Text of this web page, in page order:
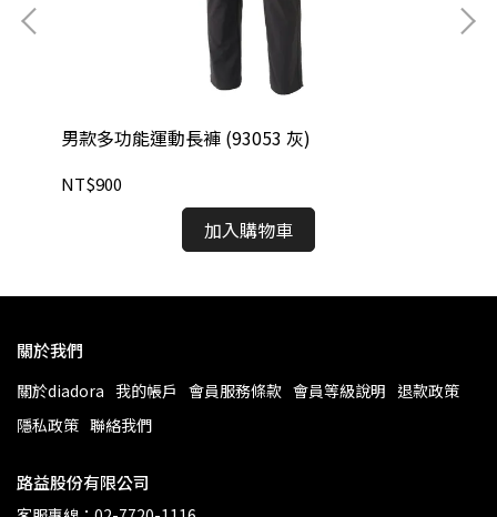
男款多功能運動長褲 (93053 灰)
NT$900
加入購物車
關於我們
關於diadora 我的帳戶 會員服務條款 會員等級說明 退款政策
隱私政策 聯絡我們
路益股份有限公司